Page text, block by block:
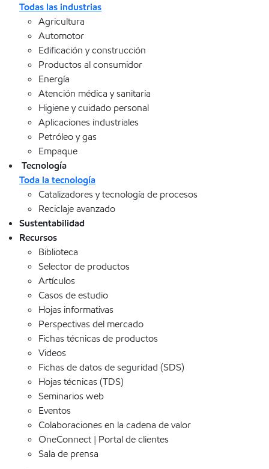
Todas las industrias
Agricultura
Automotor
Edificación y construcción
Productos al consumidor
Energía
Atención médica y sanitaria
Higiene y cuidado personal
Aplicaciones industriales
Petróleo y gas
Empaque
Tecnología
Toda la tecnología
Catalizadores y tecnología de procesos
Reciclaje avanzado
Sustentabilidad
Recursos
Biblioteca
Selector de productos
Artículos
Casos de estudio
Hojas informativas
Perspectivas del mercado
Fichas técnicas de productos
Videos
Fichas de datos de seguridad (SDS)
Hojas técnicas (TDS)
Seminarios web
Eventos
Colaboraciones en la cadena de valor
OneConnect | Portal de clientes
Sala de prensa